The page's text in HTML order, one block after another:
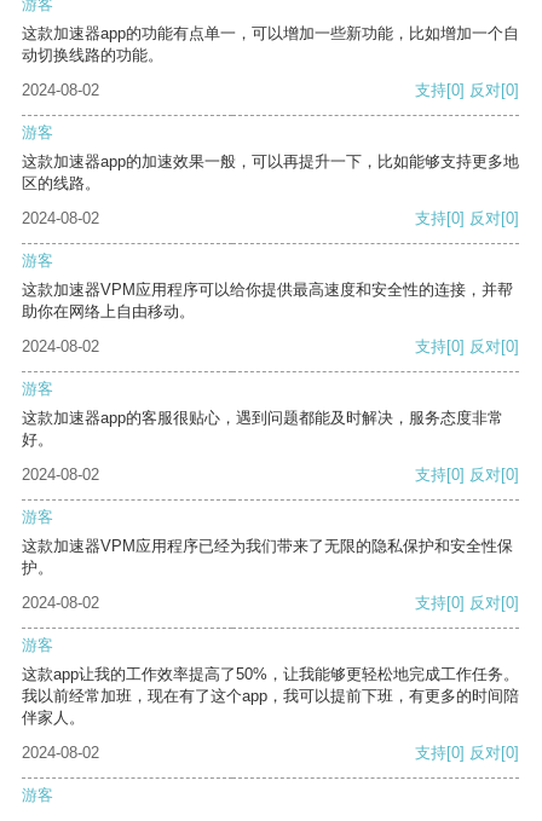
游客
这款加速器app的功能有点单一，可以增加一些新功能，比如增加一个自
动切换线路的功能。
2024-08-02
支持[0] 反对[0]
游客
这款加速器app的加速效果一般，可以再提升一下，比如能够支持更多地
区的线路。
2024-08-02
支持[0] 反对[0]
游客
这款加速器VPM应用程序可以给你提供最高速度和安全性的连接，并帮
助你在网络上自由移动。
2024-08-02
支持[0] 反对[0]
游客
这款加速器app的客服很贴心，遇到问题都能及时解决，服务态度非常
好。
2024-08-02
支持[0] 反对[0]
游客
这款加速器VPM应用程序已经为我们带来了无限的隐私保护和安全性保
护。
2024-08-02
支持[0] 反对[0]
游客
这款app让我的工作效率提高了50%，让我能够更轻松地完成工作任务。
我以前经常加班，现在有了这个app，我可以提前下班，有更多的时间陪
伴家人。
2024-08-02
支持[0] 反对[0]
游客